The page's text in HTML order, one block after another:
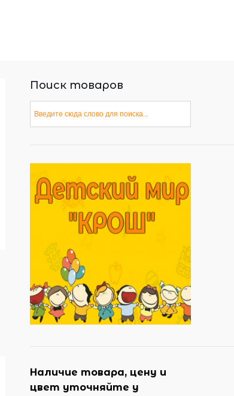
Поиск товаров
Наличие товара, цену и
цвет уточняйте у